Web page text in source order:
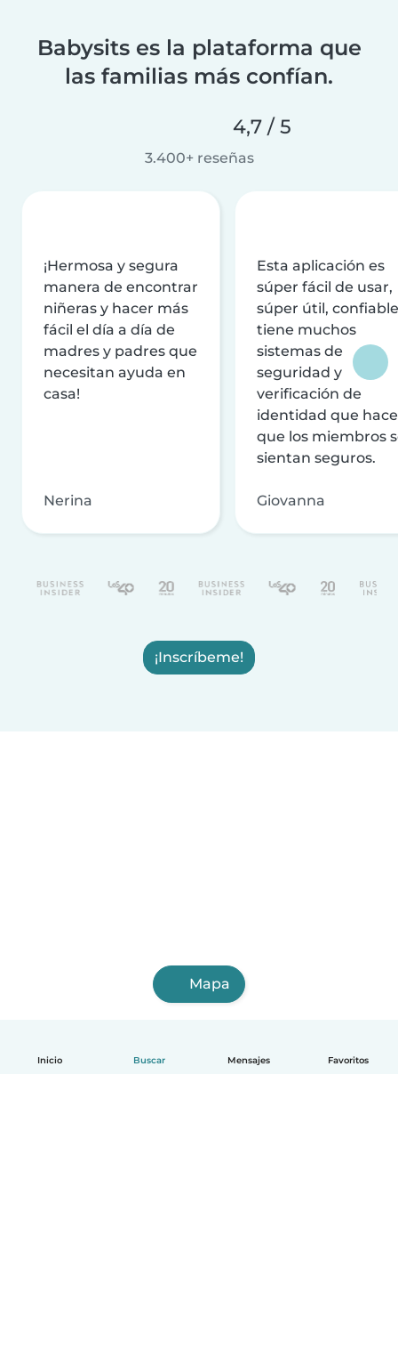
Inicio Buscar Mensajes Favoritos
Babysits es la plataforma que
las familias más confían.
4,7 / 5
3.400+ reseñas
¡Hermosa y segura
manera de encontrar
niñeras y hacer más
fácil el día a día de
madres y padres que
necesitan ayuda en
casa!
Nerina
Esta aplicación es
súper fácil de usar,
súper útil,
tiene muchos
sistemas de
seguridad y
verificación de
identidad que
que los miembros
sientan seguros.
Giovanna
¡Inscríbeme!
Mapa